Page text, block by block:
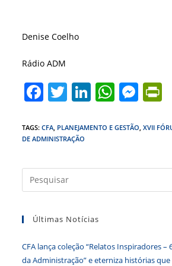
Denise Coelho
Rádio ADM
F
c
e
b
o
k
T
itt
er
Li
k
dI
n
W
at
A
p
M
ss
n
g
TAGS:CFA PLANEJAMENTO E GESTÃO XVII
DE ADMINISTRAÇÃO
Últimas Notícias
CFA lança coleção “Relatos Inspiradores –
da Administração” e eterniza histórias